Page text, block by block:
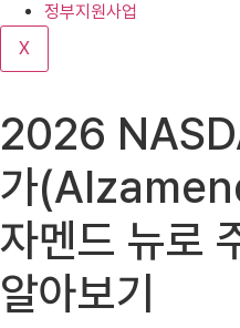
기
정부지원사업
X
2026
가
자멘드 뉴로
알아보기